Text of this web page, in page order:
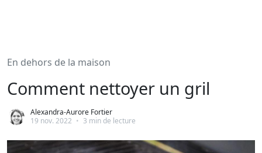
En dehors de la maison
Comment nettoyer un gril
Alexandra-Aurore Fortier
19 nov. 2022 • 3 min de lecture